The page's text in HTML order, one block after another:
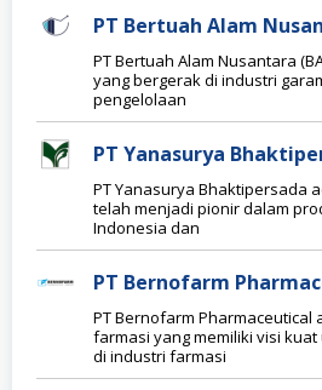
PT Bertuah Alam
PT Bertuah Alam Nusantara
yang bergerak di industri
pengelolaan
PT Yanasurya
PT Yanasurya Bhaktipersada
telah menjadi pionir dalam
Indonesia dan
PT Bernofarm
PT Bernofarm
farmasi yang memiliki visi
di industri farmasi